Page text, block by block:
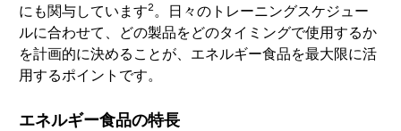
にも関与しています2。日々のトレーニングスケジュー
ルに合わせて、どの製品をどのタイミングで使用するか
を計画的に決めることが、エネルギー食品を最大限に活
用するポイントです。
エネルギー食品の特長